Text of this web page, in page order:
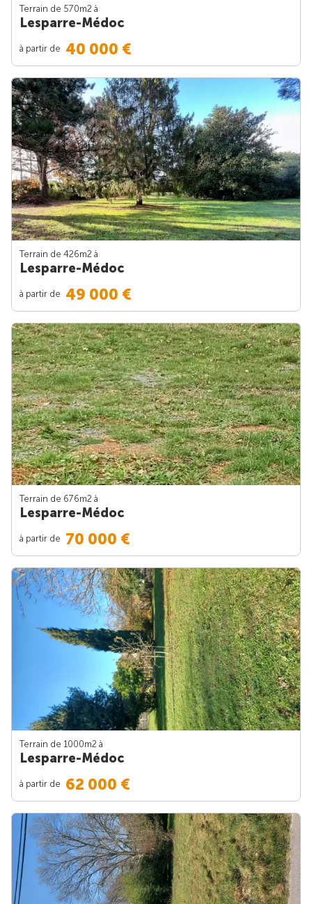
Terrain de 570m2 à
Lesparre-Médoc
à partir de 40 000 €
Terrain de 426m2 à
Lesparre-Médoc
à partir de 49 000 €
Terrain de 676m2 à
Lesparre-Médoc
à partir de 70 000 €
Terrain de 1000m2 à
Lesparre-Médoc
à partir de 62 000 €